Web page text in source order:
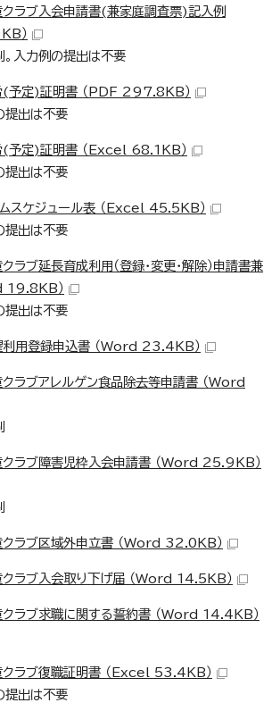
ラブ入会申請書(兼家庭調査票)記入例
）
入力例の提出は不要
(予定)証明書 （PDF 297.8KB）
提出は不要
予定)証明書 （Excel 68.1KB）
提出は不要
スケジュール表 （Excel 45.5KB）
提出は不要
ラブ延長育成利用（登録・変更・解除）申請書兼
19.8KB）
提出は不要
用登録申込書 （Word 23.4KB）
ラブアレルゲン食品除去等申請書 （Word
ラブ障害児枠入会申請書 （Word 25.9KB）
ラブ区域外申立書 （Word 32.0KB）
ラブ入会取り下げ届 （Word 14.5KB）
ラブ求職に関する誓約書 （Word 14.4KB）
ラブ復職証明書 （Excel 53.4KB）
提出は不要